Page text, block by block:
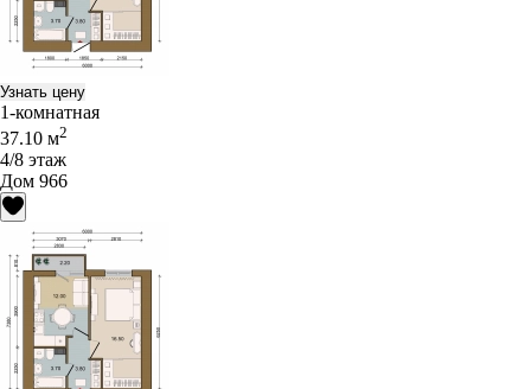
Узнать цену
1-комнатная
37.10 м2
4/8 этаж
Дом 966